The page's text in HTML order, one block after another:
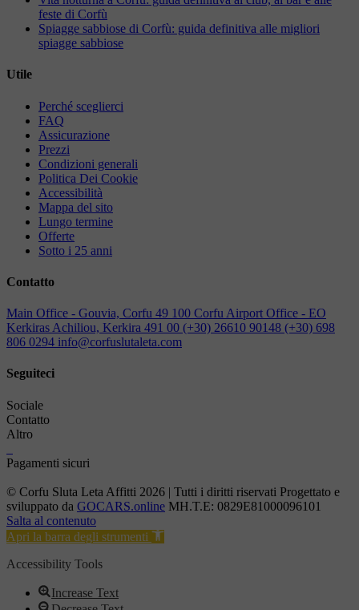
feste di Corfù
Spiagge sabbiose di Corfù: guida definitiva alle migliori
spiagge sabbiose
Utile
Perché sceglierci
FAQ
Assicurazione
Prezzi
Condizioni generali
Politica Dei Cookie
Accessibilità
Mappa del sito
Lungo termine
Offerte
Sotto i 25 anni
Contatto
Main Office - Gouvia, Corfu 49 100 Corfu Airport Office - EO
Kerkiras Achiliou, Kerkira 491 00 (+30) 26610 90148 (+30) 698
806 0294 info@corfuslutaleta.com
Seguiteci
Sociale
Contatto
Altro
Pagamenti sicuri
© Corfu Sluta Leta Affitti 2026 | Tutti i diritti riservati Progettato e
sviluppato da GOCARS.online ΜΗ.Τ.Ε: 0829Ε81000096101
Salta al contenuto
Apri la barra degli strumenti
Accessibility Tools
Increase Text